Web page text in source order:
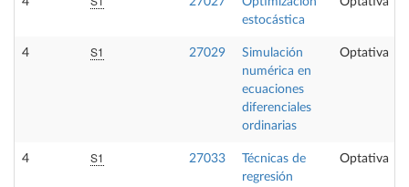
estocástica
4 S1 27029
Simulación
numérica en
ecuaciones
diferenciales
ordinarias
Optativa
4 S1 27033
Técnicas de
regresión
Optativa